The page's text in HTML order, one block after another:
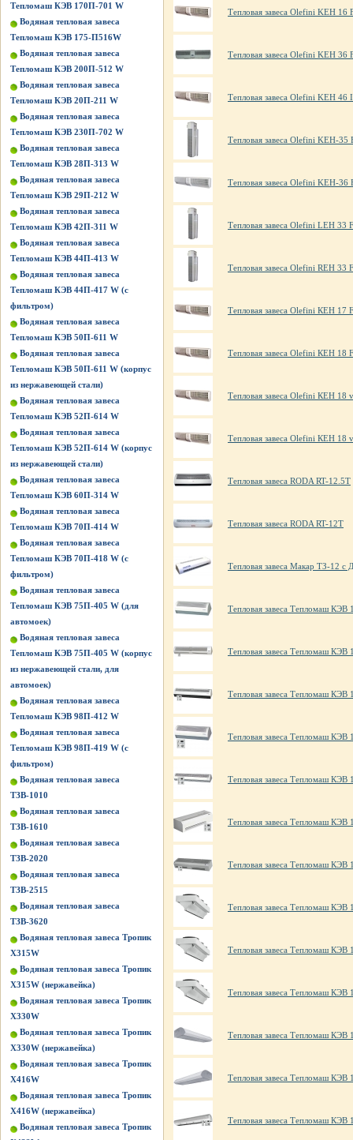
Тепломаш КЭВ 170П-701 W
Водяная тепловая завеса
Тепломаш КЭВ 175-П516W
Водяная тепловая завеса
Тепломаш КЭВ 200П-512 W
Водяная тепловая завеса
Тепломаш КЭВ 20П-211 W
Водяная тепловая завеса
Тепломаш КЭВ 230П-702 W
Водяная тепловая завеса
Тепломаш КЭВ 28П-313 W
Водяная тепловая завеса
Тепломаш КЭВ 29П-212 W
Водяная тепловая завеса
Тепломаш КЭВ 42П-311 W
Водяная тепловая завеса
Тепломаш КЭВ 44П-413 W
Водяная тепловая завеса
Тепломаш КЭВ 44П-417 W (с
фильтром)
Водяная тепловая завеса
Тепломаш КЭВ 50П-611 W
Водяная тепловая завеса
Тепломаш КЭВ 50П-611 W (корпус
из нержавеющей стали)
Водяная тепловая завеса
Тепломаш КЭВ 52П-614 W
Водяная тепловая завеса
Тепломаш КЭВ 52П-614 W (корпус
из нержавеющей стали)
Водяная тепловая завеса
Тепломаш КЭВ 60П-314 W
Водяная тепловая завеса
Тепломаш КЭВ 70П-414 W
Водяная тепловая завеса
Тепломаш КЭВ 70П-418 W (с
фильтром)
Водяная тепловая завеса
Тепломаш КЭВ 75П-405 W (для
автомоек)
Водяная тепловая завеса
Тепломаш КЭВ 75П-405 W (корпус
из нержавеющей стали, для
автомоек)
Водяная тепловая завеса
Тепломаш КЭВ 98П-412 W
Водяная тепловая завеса
Тепломаш КЭВ 98П-419 W (с
фильтром)
Водяная тепловая завеса
ТЗВ-1010
Водяная тепловая завеса
ТЗВ-1610
Водяная тепловая завеса
ТЗВ-2020
Водяная тепловая завеса
ТЗВ-2515
Водяная тепловая завеса
ТЗВ-3620
Водяная тепловая завеса Тропик
X315W
Водяная тепловая завеса Тропик
X315W (нержавейка)
Водяная тепловая завеса Тропик
X330W
Водяная тепловая завеса Тропик
X330W (нержавейка)
Водяная тепловая завеса Тропик
X416W
Водяная тепловая завеса Тропик
X416W (нержавейка)
Водяная тепловая завеса Тропик
Тепловая завеса Olefini KEH 16
Тепловая завеса Olefini KEH 36
Тепловая завеса Olefini KEH 46
Тепловая завеса Olefini KEH-35
Тепловая завеса Olefini KEH-36
Тепловая завеса Olefini LEH 33
Тепловая завеса Olefini REH 33
Тепловая завеса Olefini КЕН 17 F
Тепловая завеса Olefini КЕН 18 F
Тепловая завеса Olefini КЕН 18
Тепловая завеса Olefini КЕН 18
Тепловая завеса RODA RT-12.5T
Тепловая завеса RODA RT-12T
Тепловая завеса Макар ТЗ-12 с
Тепловая завеса Тепломаш КЭВ
Тепловая завеса Тепломаш КЭВ
Тепловая завеса Тепломаш КЭВ
Тепловая завеса Тепломаш КЭВ
Тепловая завеса Тепломаш КЭВ
Тепловая завеса Тепломаш КЭВ
Тепловая завеса Тепломаш КЭВ
Тепловая завеса Тепломаш КЭВ
Тепловая завеса Тепломаш КЭВ
Тепловая завеса Тепломаш КЭВ
Тепловая завеса Тепломаш
Тепловая завеса Тепломаш
Тепловая завеса Тепломаш КЭВ